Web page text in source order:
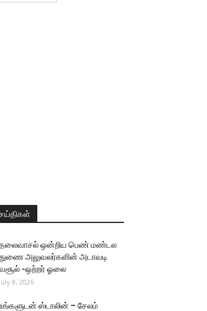
ஒன்றிய பெண் மண்டல
அலுவலர்களின் அடாவடி
-ஒற்றர் ஓலை
July 8, 2026
ஸ்டாலின் – சேலம்